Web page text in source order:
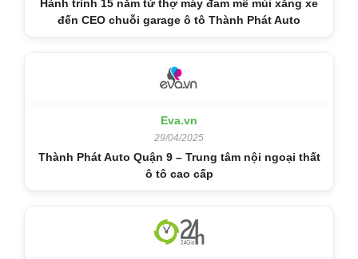
Hành trình 15 năm từ thợ máy đam mê mùi xăng xe
đến CEO chuỗi garage ô tô Thành Phát Auto
Eva.vn
29/04/2025
Thành Phát Auto Quận 9 – Trung tâm nội ngoại thất
ô tô cao cấp